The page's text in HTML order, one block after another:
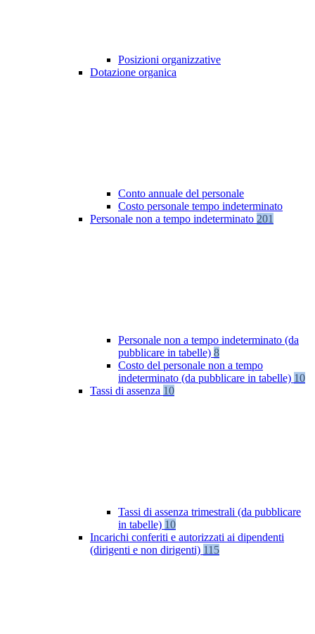
Posizioni organizzative
Dotazione organica
Conto annuale del personale
Costo personale tempo indeterminato
Personale non a tempo indeterminato 201
Personale non a tempo indeterminato (da
pubblicare in tabelle) 8
Costo del personale non a tempo
indeterminato (da pubblicare in tabelle) 10
Tassi di assenza 10
Tassi di assenza trimestrali (da pubblicare
in tabelle) 10
Incarichi conferiti e autorizzati ai dipendenti
(dirigenti e non dirigenti) 115